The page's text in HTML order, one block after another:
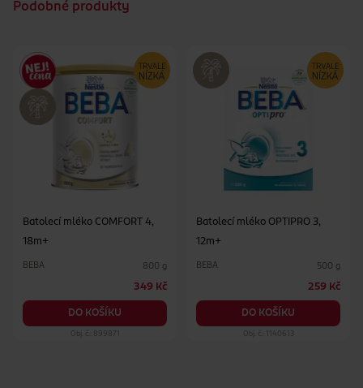
Podobné produkty
Batolecí mléko COMFORT 4,
18m+
BEBA 800 g
349 Kč
DO KOŠÍKU
Obj. č.: 899871
Batolecí mléko OPTIPRO 3,
12m+
BEBA 500 g
259 Kč
DO KOŠÍKU
Obj. č.: 1140613